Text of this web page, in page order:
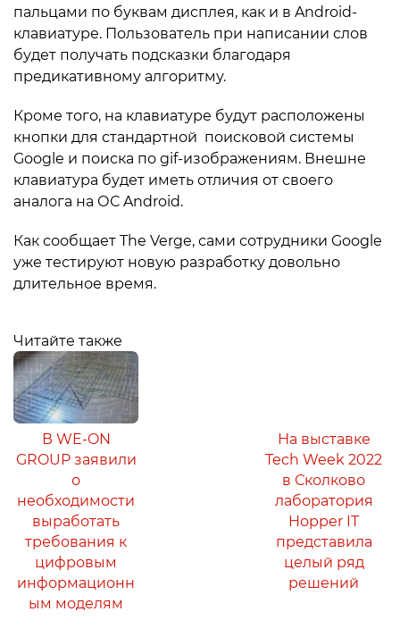
пальцами по буквам дисплея, как и в Android-
клавиатуре. Пользователь при написании слов
будет получать подсказки благодаря
предикативному алгоритму.
Кроме того, на клавиатуре будут расположены
кнопки для стандартной поисковой системы
Google и поиска по gif-изображениям. Внешне
клавиатура будет иметь отличия от своего
аналога на ОС Android.
Как сообщает The Verge, сами сотрудники Google
уже тестируют новую разработку довольно
длительное время.
Читайте также
В WE-ON
GROUP заявили
о
необходимости
выработать
требования к
цифровым
информационн
ым моделям
На выставке
Tech Week 2022
в Сколково
лаборатория
Hopper IT
представила
целый ряд
решений